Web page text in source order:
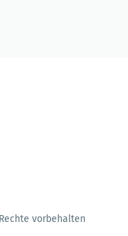
vorbehalten